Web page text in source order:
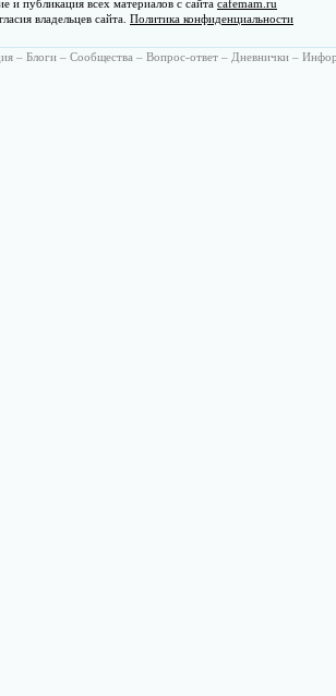
и публикация всех материалов с сайта cafemam.ru
владельцев сайта. Политика конфиденциальности
– Блоги – Сообщества – Вопрос-ответ – Дневнички –